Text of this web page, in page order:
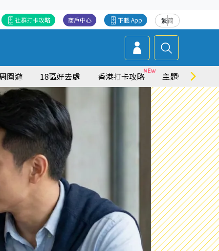
繁简
下載 App
商戶中心
社群打卡攻略
圍遊 18區好去處 香港打卡攻略 主題特集